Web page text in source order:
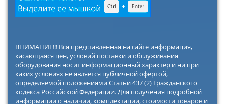
ВНИМАНИЕ!!! Вся представленная на сайте информация,
касающаяся цен, условий поставки и обслуживания
оборудования носит информационный характер и ни при
каких условиях не является публичной офертой,
определяемой положениями Статьи 437 (2) Гражданского
кодекса Российской Федерации. Для получения подробной
информации о наличии, комплектации, стоимости товаров и